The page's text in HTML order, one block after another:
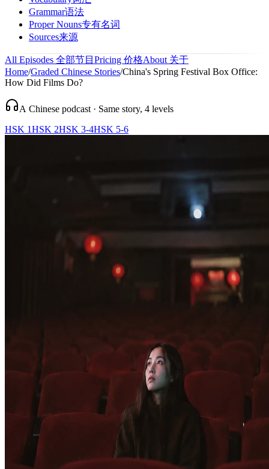
Grammar语法
Proper Nouns专有名词
Sources来源
All Episodes 全部节目 Pricing 价格About 关于
Home/Graded Chinese Stories/China's Spring Festival Box Office:
How Did Films Do?
A Chinese podcast · Same story, 4 levels
HSK 1HSK 2HSK 3-4HSK 5-6